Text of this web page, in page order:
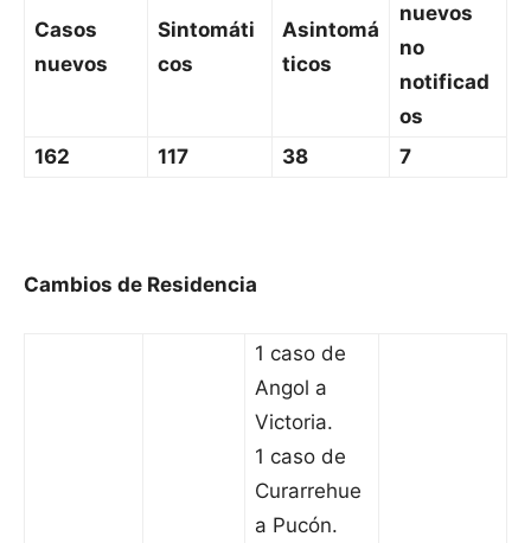
Casos
nuevos
Sintomáti
cos
Asintomá
ticos
nuevos
no
notificad
os
162
117 38 7
Cambios de Residencia
1 caso de
Angol a
Victoria.
1 caso de
Curarrehue
a Pucón.